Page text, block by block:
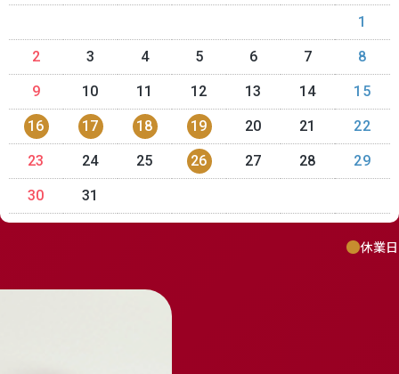
1
2 3 4 5 6 7 8
9 10 11 12 13 14 15
16 17 18 19 20 21 22
23 24 25 26 27 28 29
30 31
休業日